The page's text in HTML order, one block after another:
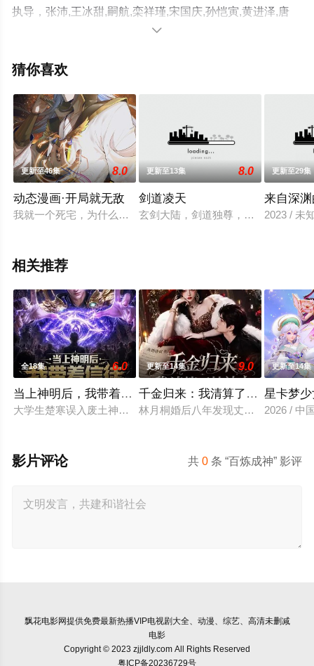
执导，张沛,王冰甜,嗣航,栾祥瑾,宋国庆,孙恺寅,黄进泽,唐
昊,桑毓泽,张坤,张若瑜,马程未,陈彦亦,苗洋,姚铭舜,陈瑀,赵
漫，大结局剧情已揭晓（1-52全集），手机免费观看高清
步至豆瓣动漫、电视猫或剧情网等平台了解。

猜你喜欢
更新至46集 8.0
动态漫画·开局就无敌
我就一个死宅，为什么来到了这个可怕的玄幻世界？！哈哈，可
更新至13集 8.0
剑道凌天
玄剑大陆，剑道独尊，无数剑修傲
更新至29集
来自深
2023 / 未
相关推荐
全18集 6.0
当上神明后，我带着信徒干翻了废土
大学生楚寒误入废土神选游戏，新手保护期即将结束，他急中
更新至14集 9.0
千金归来：我清算了枕边人
林月桐婚后八年发现丈夫顾明轩联合
更新至14集
星卡梦
2026 / 中
共0 条 “百炼成神” 影评
影片评论
飘花电影网提供免费最新热播VIP电视剧大全、动漫、综艺、高清未删减
电影
Copyright © 2023 zjjldly.com All Rights Reserved
粤ICP备20236729号